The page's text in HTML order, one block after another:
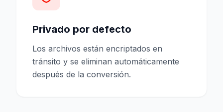
Privado por defecto
Los archivos están encriptados en
tránsito y se eliminan automáticamente
después de la conversión.